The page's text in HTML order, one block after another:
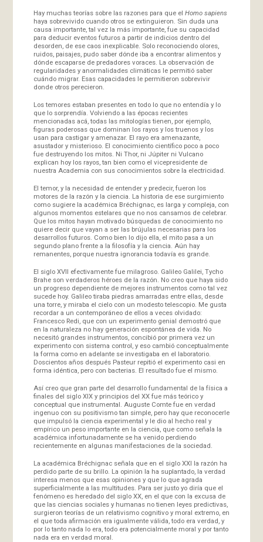
Hay muchas teorías sobre las razones para que el Homo sapiens
haya sobrevivido cuando otros se extinguieron. Sin duda una
causa importante, tal vez la más importante, fue su capacidad
para deducir eventos futuros a partir de indicios dentro del
desorden, de ese caos inexplicable. Solo reconociendo olores,
ruidos, paisajes, pudo saber dónde iba a encontrar alimentos y
dónde escaparse de predadores voraces. La observación de
regularidades y anormalidades climáticas le permitió saber
cuándo migrar. Esas capacidades le permitieron sobrevivir
donde otros perecieron.
Los temores estaban presentes en todo lo que no entendía y lo
que lo sorprendía. Volviendo a las épocas recientes
mencionadas acá, todas las mitologías tienen, por ejemplo,
figuras poderosas que dominan los rayos y los truenos y los
usan para castigar y amenazar. El rayo era amenazante,
asustador y misterioso. El conocimiento científico poco a poco
fue destruyendo los mitos. Ni Thor, ni Júpiter ni Vulcano
explican hoy los rayos, tan bien como el vicepresidente de
nuestra Academia con sus conocimientos sobre la electricidad.
El temor, y la necesidad de entender y predecir, fueron los
motores de la razón y la ciencia. La historia de ese surgimiento
como sugiere la académica Bréchignac, es larga y compleja, con
algunos momentos estelares que no nos cansamos de celebrar.
Que los mitos hayan motivado búsquedas de conocimiento no
quiere decir que vayan a ser las brújulas necesarias para los
desarrollos futuros. Como bien lo dijo ella, el mito pasa a un
segundo plano frente a la filosofía y la ciencia. Aún hay
remanentes, porque nuestra ignorancia todavía es grande.
El siglo XVII efectivamente fue milagroso. Galileo Galilei, Tycho
Brahe son verdaderos héroes de la razón. No creo que haya sido
un progreso dependiente de mejores instrumentos como tal vez
sucede hoy. Galileo tiraba piedras amarradas entre ellas, desde
una torre, y miraba el cielo con un modesto telescopio. Me gusta
recordar a un contemporáneo de ellos a veces olvidado:
Francesco Redi, que con un experimento genial demostró que
en la naturaleza no hay generación espontánea de vida. No
necesitó grandes instrumentos, concibió por primera vez un
experimento con sistema control, y eso cambió conceptualmente
la forma como en adelante se investigaba en el laboratorio.
Doscientos años después Pasteur repitió el experimento casi en
forma idéntica, pero con bacterias. El resultado fue el mismo.
Así creo que gran parte del desarrollo fundamental de la física a
finales del siglo XIX y principios del XX fue más teórico y
conceptual que instrumental. Auguste Comte fue en verdad
ingenuo con su positivismo tan simple, pero hay que reconocerle
que impulsó la ciencia experimental y le dio al hecho real y
empírico un peso importante en la ciencia, que como señala la
académica infortunadamente se ha venido perdiendo
recientemente en algunas manifestaciones de la sociedad.
La académica Bréchignac señala que en el siglo XXI la razón ha
perdido parte de su brillo. La opinión la ha suplantado, la verdad
interesa menos que esas opiniones y que lo que agrada
superficialmente a las multitudes. Para ser justo yo diría que el
fenómeno es heredado del siglo XX, en el que con la excusa de
que las ciencias sociales y humanas no tienen leyes predictivas,
surgieron teorías de un relativismo cognitivo y moral extremo, en
el que toda afirmación era igualmente válida, todo era verdad, y
por lo tanto nada lo era, todo era potencialmente moral y por tanto
nada era en verdad moral.